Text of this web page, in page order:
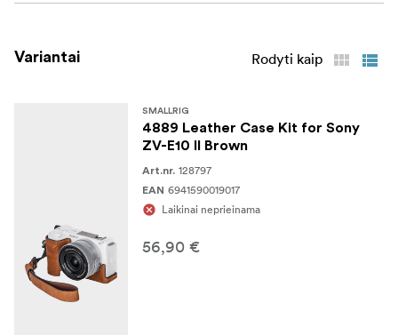
1x riešo dirželis
Variantai Rodyti kaip
SMALLRIG
4889 Leather Case Kit for Sony
ZV-E10 II Brown
Art.nr. 128797
EAN 6941590019017
Laikinai neprieinama
56,90 €